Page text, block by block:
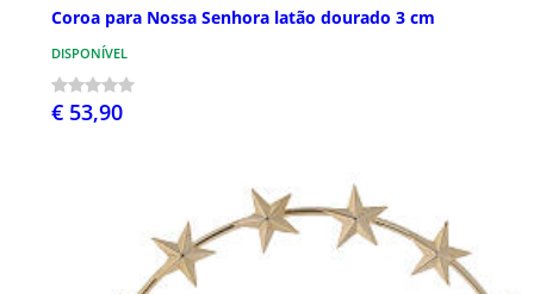
Coroa para Nossa Senhora latão dourado 3 cm
DISPONÍVEL
€ 53,90